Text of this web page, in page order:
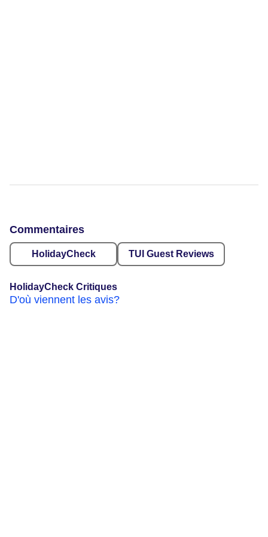
Commentaires
HolidayCheck TUI Guest Reviews
HolidayCheck Critiques
D'où viennent les avis?